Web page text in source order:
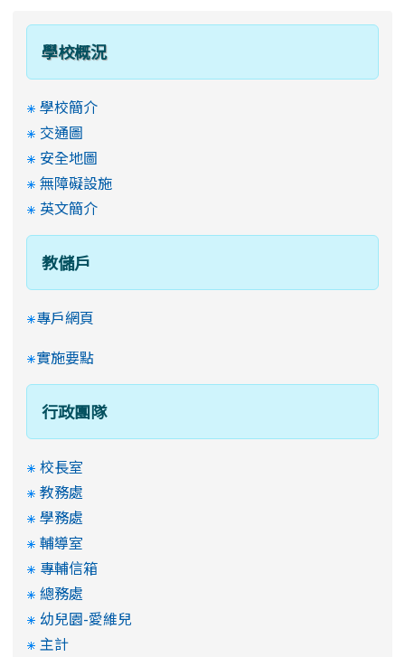
學校概況
學校簡介
交通圖
安全地圖
無障礙設施
英文簡介
教儲戶
專戶網頁
實施要點
行政團隊
校長室
教務處
學務處
輔導室
專輔信箱
總務處
幼兒園-愛維兒
主計